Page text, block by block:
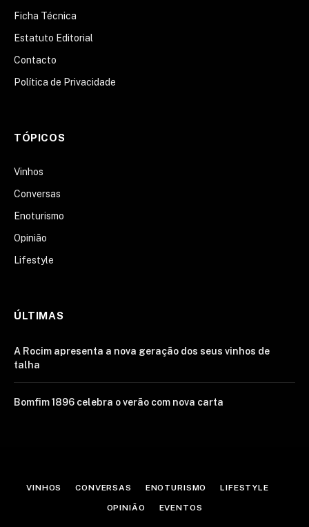
Ficha Técnica
Estatuto Editorial
Contacto
Política de Privacidade
TÓPICOS
Vinhos
Conversas
Enoturismo
Opinião
Lifestyle
ÚLTIMAS
A Rocim apresenta a nova geração dos seus vinhos de
talha
Bomfim 1896 celebra o verão com nova carta
VINHOS CONVERSAS ENOTURISMO LIFESTYLE
OPINIÃO EVENTOS